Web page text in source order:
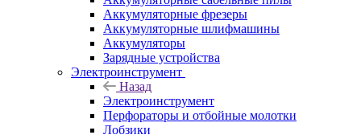
Аккумуляторные фрезеры
Аккумуляторные шлифмашины
Аккумуляторы
Зарядные устройства
Электроинструмент
Назад
Электроинструмент
Перфораторы и отбойные молотки
Лобзики